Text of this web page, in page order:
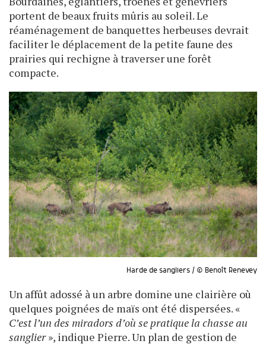
portent de beaux fruits mûris au soleil. Le
réaménagement de banquettes herbeuses devrait
faciliter le déplacement de la petite faune des
prairies qui rechigne à traverser une forêt
compacte.
Harde de sangliers / © Benoît Renevey
Un affût adossé à un arbre domine une clairière où
quelques poignées de maïs ont été dispersées. «
C’est l’un des miradors d’où se pratique la chasse au
sanglier», indique Pierre. Un plan de gestion de